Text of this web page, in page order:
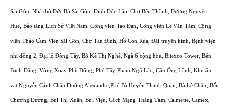
Sài Gòn, Nhà thờ Đức Bà Sài Gòn, Dinh Độc Lập, Chợ Bến Thành, Đường Nguyễn
Huệ, Bảo tàng Lịch Sử Việt Nam, Công viên Tao Đàn, Công viên Lê Văn Tám, Công
viên Thảo Cầm Viên Sài Gòn, Chợ Tân Định, Hồ Con Rùa, Đài truyền hình, Bệnh viện
nhi đồng 2, Đại lộ Đông Tây, Bờ Kè Thị Nghè, Ngã 6 cộng hòa, Bitexco Tower, Bến
Bạch Đằng, Vòng Xoay Phù Đổng, Phố Tây Phạm Ngũ Lão, Cầu Ông Lãnh, Khu ăn
vặt Nguyễn Cảnh Chân Đường Alexandre,Phố Bà Huyện Thanh Quan, Bà Lê Chân, Bến
Chương Dương, Bùi Thị Xuân, Bùi Viện, Cách Mạng Tháng Tám, Calmette, Camex,